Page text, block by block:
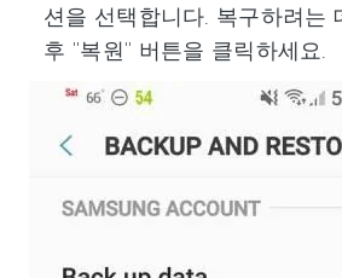
션을 선택합니다. 복구하려는
후 ''복원'' 버튼을 클릭하세요.